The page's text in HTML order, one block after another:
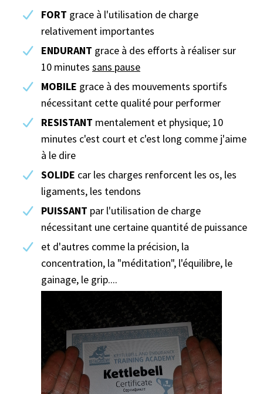
FORT grace à l'utilisation de charge
relativement importantes
ENDURANT grace à des efforts à réaliser sur
10 minutes sans pause
MOBILE grace à des mouvements sportifs
nécessitant cette qualité pour performer
RESISTANT mentalement et physique; 10
minutes c'est court et c'est long comme j'aime
à le dire
SOLIDE car les charges renforcent les os, les
ligaments, les tendons
PUISSANT par l'utilisation de charge
nécessitant une certaine quantité de puissance
et d'autres comme la précision, la
concentration, la "méditation", l'équilibre, le
gainage, le grip....